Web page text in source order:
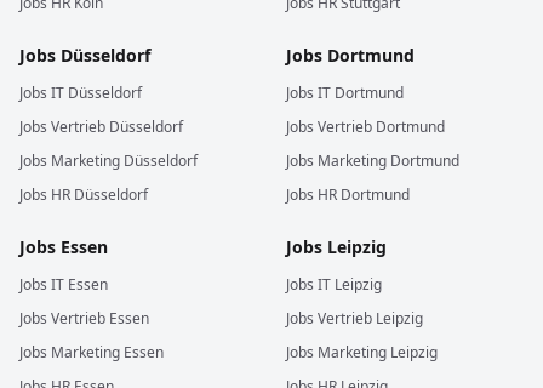
Jobs Düsseldorf
Jobs IT Düsseldorf
Jobs Vertrieb Düsseldorf
Jobs Marketing Düsseldorf
Jobs HR Düsseldorf
Jobs Dortmund
Jobs IT Dortmund
Jobs Vertrieb Dortmund
Jobs Marketing Dortmund
Jobs HR Dortmund
Jobs Essen
Jobs IT Essen
Jobs Vertrieb Essen
Jobs Marketing Essen
Jobs Leipzig
Jobs IT Leipzig
Jobs Vertrieb Leipzig
Jobs Marketing Leipzig